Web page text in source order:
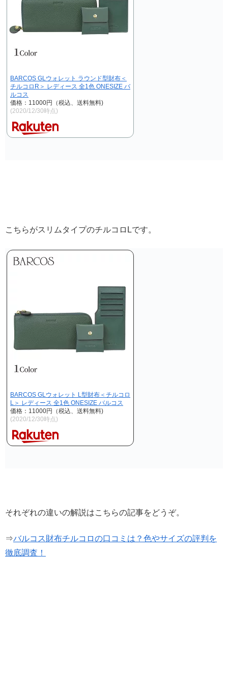
BARCOS GLウォレット ラウンド型財布＜
チルコロR＞ レディース 全1色 ONESIZE バ
ルコス
価格：11000円（税込、送料無料)
(2020/12/30時点)
こちらがスリムタイプのチルコロLです。
BARCOS GLウォレット L型財布＜チルコロ
L＞ レディース 全1色 ONESIZE バルコス
価格：11000円（税込、送料無料)
(2020/12/30時点)
それぞれの違いの解説はこちらの記事をどうぞ。
⇒バルコス財布チルコロの口コミは？色やサイズの評判を
徹底調査！